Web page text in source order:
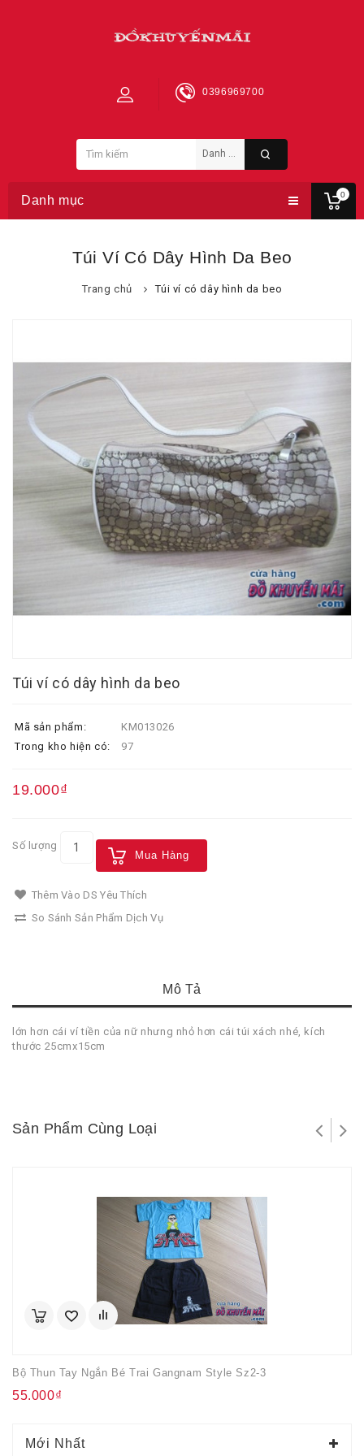
0
0396969700
Danh mục
Túi Ví Có Dây Hình Da Beo
Trang chủ Túi ví có dây hình da beo
Túi ví có dây hình da beo
Mã sản phẩm:
KM013026
Trong kho hiện có:
97
19.000₫
Số lượng
Mua Hàng
Thêm Vào DS Yêu Thích
So Sánh Sản Phẩm Dịch Vụ
Mô Tả
lớn hơn cái ví tiền của nữ nhưng nhỏ hơn cái túi xách nhé, kích
thước 25cmx15cm
Sản Phẩm Cùng Loại
Bộ Thun Tay Ngắn Bé Trai Gangnam Style Sz2-3
55.000₫
Mới Nhất